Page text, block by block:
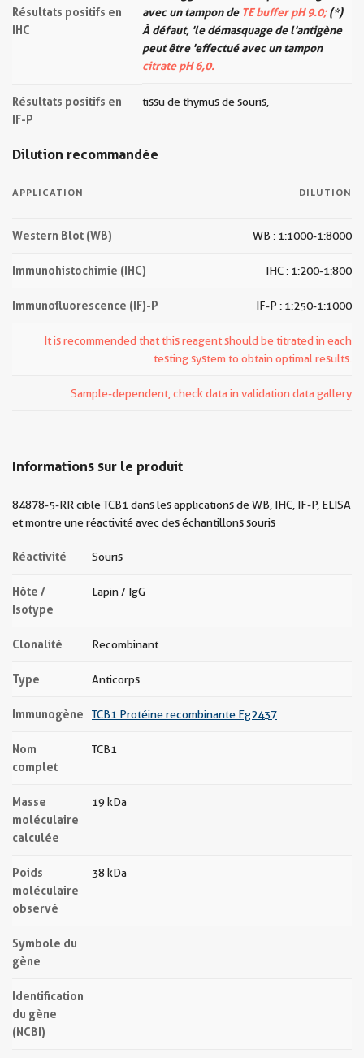
Résultats positifs en
IHC
avec un tampon de TE buffer pH 9.0;(*)
À défaut, 'le démasquage de l'antigène
peut être 'effectué avec un tampon
citrate pH 6,0.
Résultats positifs en
IF-P
tissu de thymus de souris,
Dilution recommandée
APPLICATION DILUTION
Western Blot (WB) WB : 1:1000-1:8000
Immunohistochimie (IHC) IHC : 1:200-1:800
Immunofluorescence (IF)-P IF-P : 1:250-1:1000
It is recommended that this reagent should be titrated in each
testing system to obtain optimal results.
Sample-dependent, check data in validation data gallery
Informations sur le produit
84878-5-RR cible TCB1 dans les applications de WB, IHC, IF-P, ELISA
et montre une réactivité avec des échantillons souris
Réactivité Souris
Hôte /
Isotype
Lapin / IgG
Clonalité Recombinant
Type Anticorps
Immunogène TCB1 Protéine recombinante Eg2437
Nom
complet
TCB1
Masse
moléculaire
calculée
19 kDa
Poids
moléculaire
observé
38 kDa
Symbole du
gène
Identification
du gène
(NCBI)